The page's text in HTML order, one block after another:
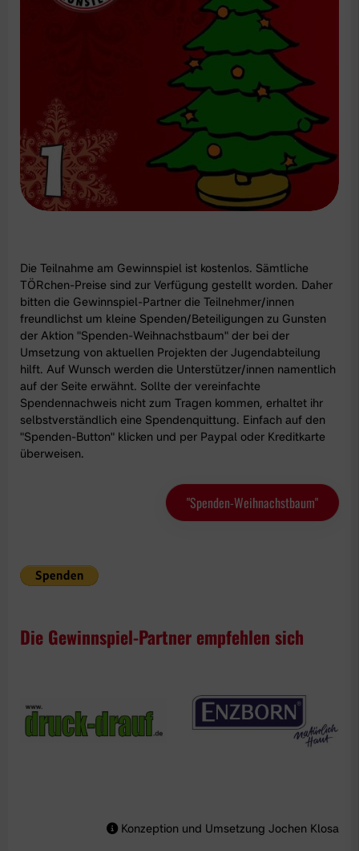
Die Teilnahme am Gewinnspiel ist kostenlos. Sämtliche
TÖRchen-Preise sind zur Verfügung gestellt worden. Daher
bitten die Gewinnspiel-Partner die Teilnehmer/innen
freundlichst um kleine Spenden/Beteiligungen zu Gunsten
der Aktion "Spenden-Weihnachstbaum" der bei der
Umsetzung von aktuellen Projekten der Jugendabteilung
hilft. Auf Wunsch werden die Unterstützer/innen namentlich
auf der Seite erwähnt. Sollte der vereinfachte
Spendennachweis nicht zum Tragen kommen, erhaltet ihr
selbstverständlich eine Spendenquittung. Einfach auf den
"Spenden-Button" klicken und per Paypal oder Kreditkarte
überweisen.
"Spenden-Weihnachstbaum"
Die Gewinnspiel-Partner empfehlen sich
Konzeption und Umsetzung Jochen Klosa